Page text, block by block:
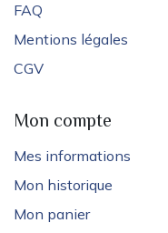
FAQ
Mentions légales
CGV
Mon compte
Mes informations
Mon historique
Mon panier